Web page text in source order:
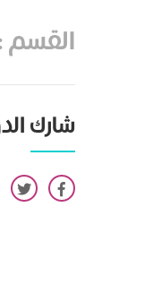
القسم
شارك